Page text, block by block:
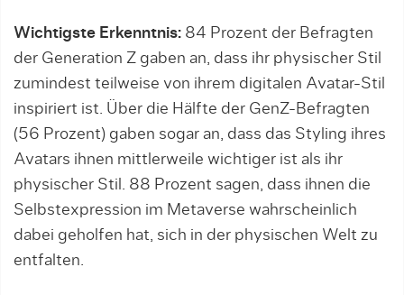
Wichtigste Erkenntnis: 84 Prozent der Befragten
der Generation Z gaben an, dass ihr physischer Stil
zumindest teilweise von ihrem digitalen Avatar-Stil
inspiriert ist. Über die Hälfte der GenZ-Befragten
(56 Prozent) gaben sogar an, dass das Styling ihres
Avatars ihnen mittlerweile wichtiger ist als ihr
physischer Stil. 88 Prozent sagen, dass ihnen die
Selbstexpression im Metaverse wahrscheinlich
dabei geholfen hat, sich in der physischen Welt zu
entfalten.